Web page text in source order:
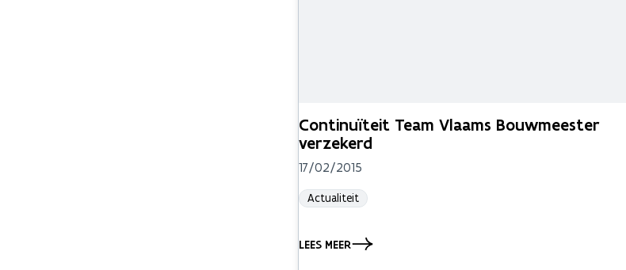
Continuïteit Team Vlaams Bouwmeester
verzekerd
17/02/2015
Actualiteit
LEES MEER